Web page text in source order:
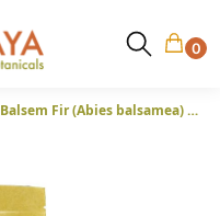
0
Balsem Fir (Abies balsamea) – Wierookhars uit Frankrijk